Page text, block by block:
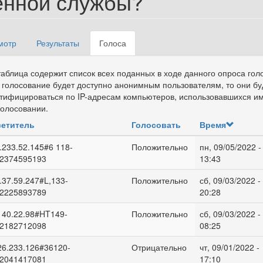
вкладки
Результаты Голоса(активная
вкладка)
содержит список всех поданных в ходе данного опроса
будет доступно анонимным пользователям, то они
по IP-адресам компьютеров, использовавшихся
Голосовать
Время
118-
Положительно
пн, 09/05/2022 -
13:43
Положительно
сб, 09/03/2022 -
20:28
Положительно
сб, 09/03/2022 -
08:25
Отрицательно
чт, 09/01/2022 -
17:10